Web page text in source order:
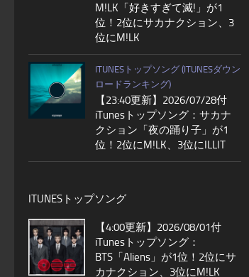
M!LK「好きすぎて滅!」が1
位！2位にサカナクション、3
位にM!LK
ITUNESトップソング (ITUNESダウン
ロードランキング)
【23:40更新】2026/07/28付
iTunesトップソング：サカナ
クション「夜の踊り子」が1
位！2位にM!LK、3位にILLIT
ITUNESトップソング
【4:00更新】2026/08/01付
iTunesトップソング：
BTS「Aliens」が1位！2位にサ
カナクション、3位にM!LK